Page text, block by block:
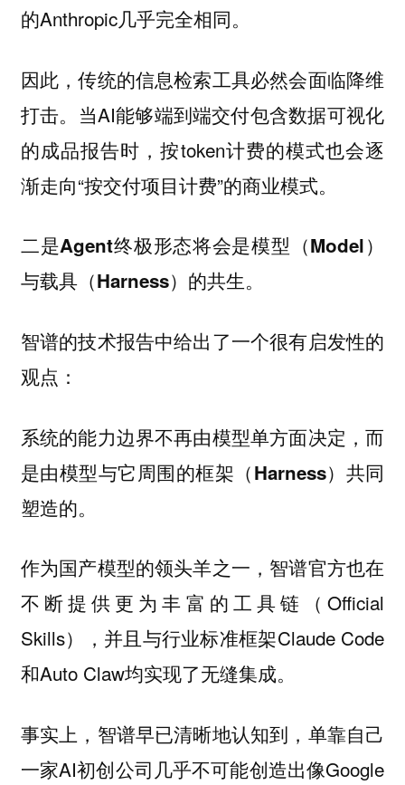
的Anthropic几乎完全相同。
因此，传统的信息检索工具必然会面临降维
打击。当AI能够端到端交付包含数据可视化
的成品报告时，按token计费的模式也会逐
渐走向“按交付项目计费”的商业模式。
二是Agent终极形态将会是模型（Model）
与载具（Harness）的共生。
智谱的技术报告中给出了一个很有启发性的
观点：
系统的能力边界不再由模型单方面决定，而
是由模型与它周围的框架（Harness）共同
塑造的。
作为国产模型的领头羊之一，智谱官方也在
不断提供更为丰富的工具链（Official
Skills），并且与行业标准框架Claude Code
和Auto Claw均实现了无缝集成。
事实上，智谱早已清晰地认知到，单靠自己
一家AI初创公司几乎不可能创造出像Google